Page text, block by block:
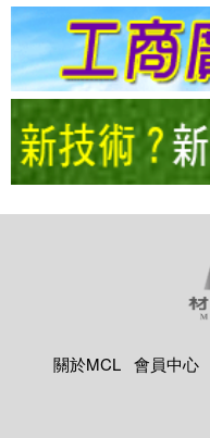
關於MCL 會員中心